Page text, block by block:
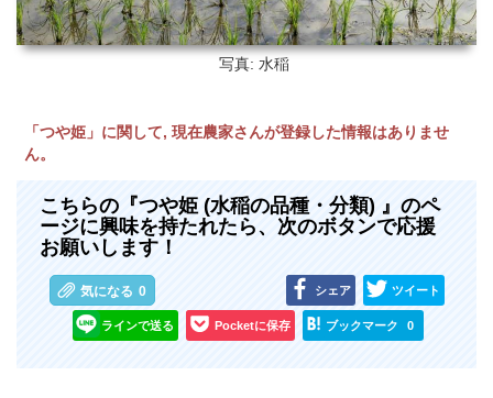
写真: 水稲
「つや姫」に関して, 現在農家さんが登録した情報はありませ
ん。
こちらの『つや姫 (水稲の品種・分類) 』のペ
ージに興味を持たれたら、次のボタンで応援
お願いします！
気になる 0 シェア ツイート
ラインで送る Pocketに保存 ブックマーク 0